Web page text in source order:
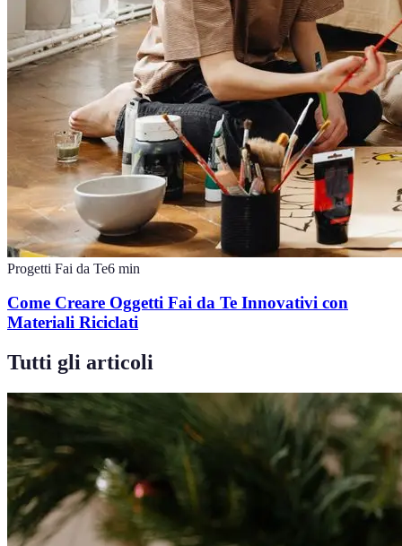
Progetti Fai da Te6 min
Come Creare Oggetti Fai da Te Innovativi con
Materiali Riciclati
Tutti gli articoli